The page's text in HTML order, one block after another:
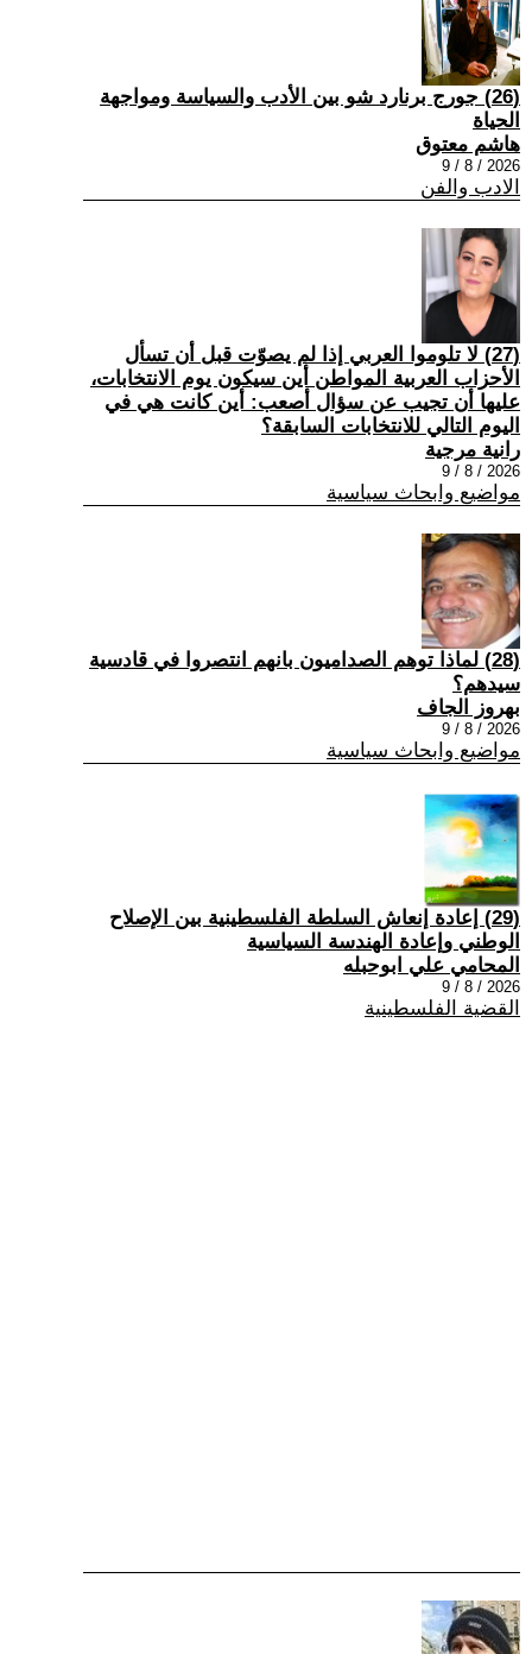
(26) جورج برنارد شو بين الأدب والسياسة ومواجهة
الحياة
هاشم معتوق
2026 / 8 / 9
الادب والفن
(27) لا تلوموا العربي إذا لم يصوّت قبل أن تسأل
الأحزاب العربية المواطن أين سيكون يوم الانتخابات،
عليها أن تجيب عن سؤال أصعب: أين كانت هي في
اليوم التالي للانتخابات السابقة؟
رانية مرجية
2026 / 8 / 9
مواضيع وابحاث سياسية
(28) ‏لماذا توهم الصداميون بانهم انتصروا في قادسية
سيدهم؟
بهروز الجاف
2026 / 8 / 9
مواضيع وابحاث سياسية
(29) إعادة إنعاش السلطة الفلسطينية بين الإصلاح
الوطني وإعادة الهندسة السياسية
المحامي علي ابوحبله
2026 / 8 / 9
القضية الفلسطينية